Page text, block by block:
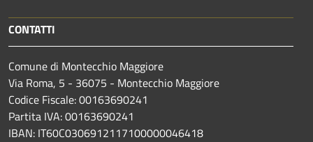
CONTATTI
Comune di Montecchio Maggiore
Via Roma, 5 - 36075 - Montecchio Maggiore
Codice Fiscale: 00163690241
Partita IVA: 00163690241
IBAN: IT60C0306912117100000046418